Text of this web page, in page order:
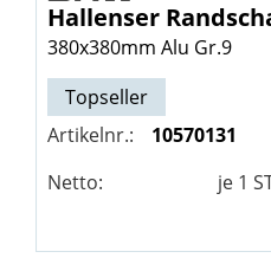
Hallenser
380x380mm Alu Gr.9
Topseller
Artikelnr.:
10570131
Netto:
je 1